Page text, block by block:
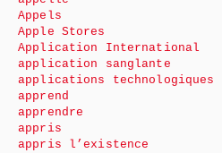
Appels
Apple Stores
Application International
application sanglante
applications technologiques
apprend
apprendre
appris
appris l’existence